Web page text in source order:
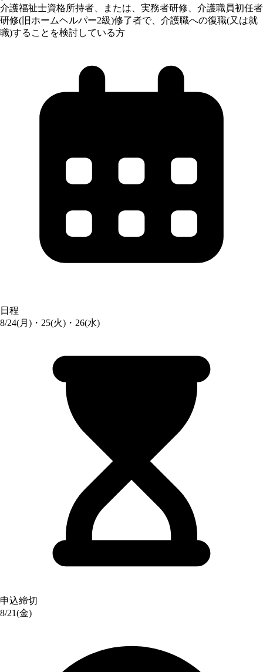
介護福祉士資格所持者、または、実務者研修、介護職員初任者
研修(旧ホームヘルパー2級)修了者で、介護職への復職(又は就
職)することを検討している方
日程
8/24(月)・25(火)・26(水)
申込締切
8/21(金)